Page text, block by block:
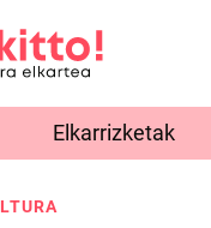
Elkarrizketak